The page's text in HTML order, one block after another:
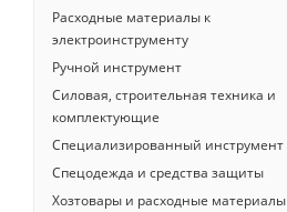
Расходные материалы к
электроинструменту
Ручной инструмент
Силовая, строительная техника и
комплектующие
Специализированный инструмент
Спецодежда и средства защиты
Хозтовары и расходные материалы